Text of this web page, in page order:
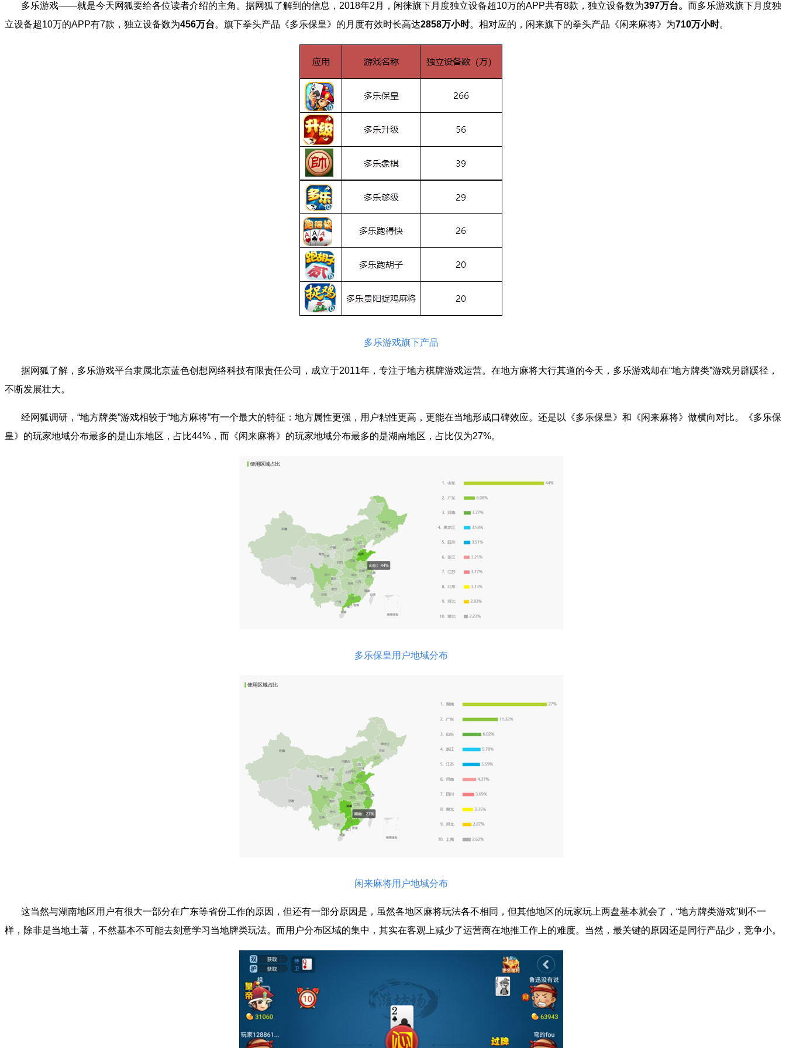
多乐游戏——就是今天网狐要给各位读者介绍的主角。据网狐了解到的信息， 2018年2月，闲徕旗下月度独立设备超10万的APP共有8款，独立设备数为397万台。 而多乐游戏旗下月度独
立设备超10万的APP有7款，独立设备数为456万台。旗下拳头产品《多乐保皇》的月度有效时长高达2858万小时。相对应的，闲来旗下的拳头产品《闲来麻将》为710万小时。
多乐游戏旗下产品
据网狐了解，多乐游戏平台隶属北京蓝色创想网络科技有限责任公司，成立于2011年，专注于地方棋牌游戏运营。在地方麻将大行其道的今天，多乐游戏却在“地方牌类”游戏另辟蹊径，
不断发展壮大。
经网狐调研，“地方牌类”游戏相较于“地方麻将”有一个最大的特征：地方属性更强，用户粘性更高，更能在当地形成口碑效应。还是以《多乐保皇》和《闲来麻将》做横向对比。《多乐保
皇》的玩家地域分布最多的是山东地区，占比44% ，而《闲来麻将》的玩家地域分布最多的是湖南地区，占比仅为27%。
多乐保皇用户地域分布
闲来麻将用户地域分布
这当然与湖南地区用户有很大一部分在广东等省份工作的原因，但还有一部分原因是，虽然各地区麻将玩法各不相同，但其他地区的玩家玩上两盘基本就会了，“地方牌类游戏”则不一
样，除非是当地土著，不然基本不可能去刻意学习当地牌类玩法。而用户分布区域的集中，其实在客观上减少了运营商在地推工作上的难度。当然，最关键的原因还是同行产品少，竞争小。